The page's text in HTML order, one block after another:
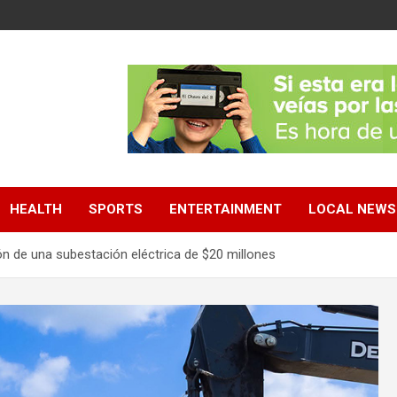
HEALTH SPORTS ENTERTAINMENT LOCAL NEWS
de una subestación eléctrica de $20 millones